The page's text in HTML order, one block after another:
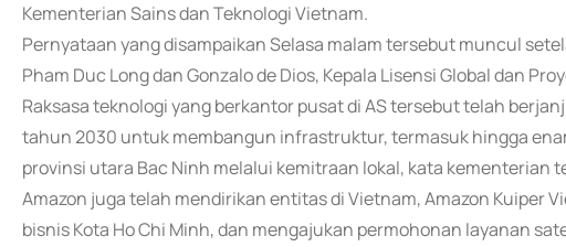
Kementerian Sains dan Teknologi Vietnam.
Pernyataan yang disampaikan Selasa malam tersebut muncul
Pham Duc Long dan Gonzalo de Dios, Kepala Lisensi Global dan
Raksasa teknologi yang berkantor pusat di AS tersebut telah
tahun 2030 untuk membangun infrastruktur, termasuk hingga
provinsi utara Bac Ninh melalui kemitraan lokal, kata kementerian
Amazon juga telah mendirikan entitas di Vietnam, Amazon Kuiper
bisnis Kota Ho Chi Minh, dan mengajukan permohonan layanan